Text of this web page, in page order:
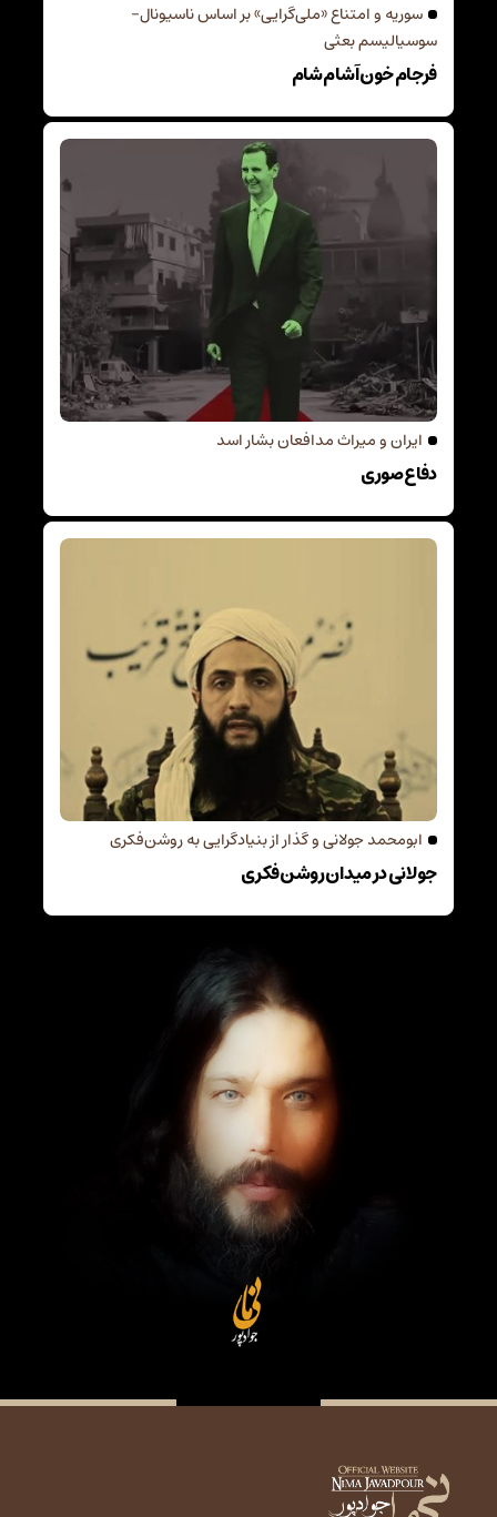
سوریه و امتناع «ملی‌گرایی» بر اساس ناسیونال-
سوسیالیسم بعثی
فرجام خون آشام شام
ایران و میراث مدافعان بشار اسد
دفاع صوری
ابومحمد جولانی و گذار از بنیادگرایی به روشن‌فکری
جولانی در میدان روشن‌فکری